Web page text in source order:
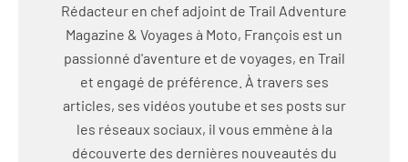
Rédacteur en chef adjoint de Trail Adventure
Magazine & Voyages à Moto, François est un
passionné d'aventure et de voyages, en Trail
et engagé de préférence. À travers ses
articles, ses vidéos youtube et ses posts sur
les réseaux sociaux, il vous emmène à la
découverte des dernières nouveautés du